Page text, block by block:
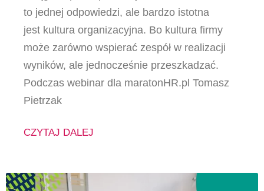
to jednej odpowiedzi, ale bardzo istotna
jest kultura organizacyjna. Bo kultura firmy
może zarówno wspierać zespół w realizacji
wyników, ale jednocześnie przeszkadzać.
Podczas webinar dla maratonHR.pl Tomasz
Pietrzak
CZYTAJ DALEJ